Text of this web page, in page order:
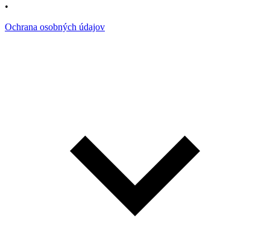
•
Ochrana osobných údajov